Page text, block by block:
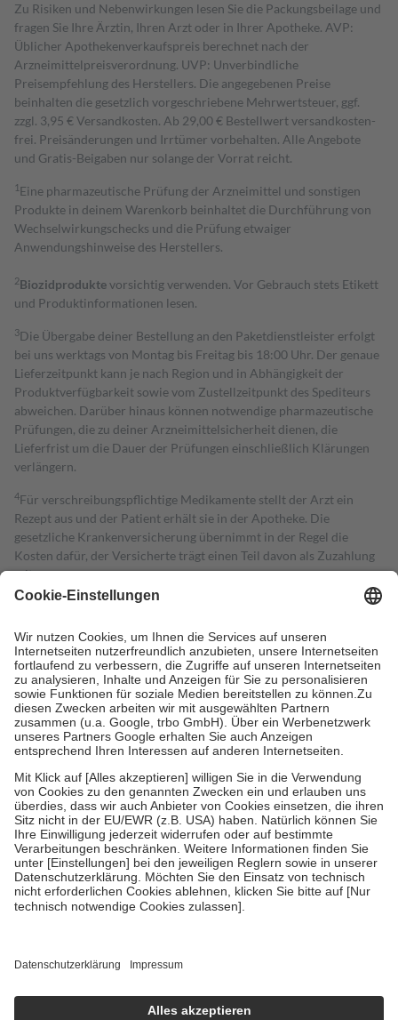
Zu Risiken und Nebenwirkungen lesen Sie die Packungsbeilage und
fragen Sie Ihre Ärztin, Ihren Arzt oder in Ihrer Apotheke. AVP:
Üblicher Apothekenverkaufspreis berechnet nach der
Arzneimittelpreisverordnung. UVP: Unverbindliche
Preisempfehlung des Herstellers. Die angegebenen Preise
beinhalten die gesetzlich vorgeschriebene Mehrwertsteuer, ggf.
zzgl. 3,95 € Versandkosten. Ab 29,00 € Bestell­wert versand­kosten­
frei. Preisänderungen und Irrtümer vorbehalten. Alle Angebote
und Gratis-Beigaben nur solange der Vorrat reicht.
1 Eine pharmazeutische Prüfung der Arzneimittel und sonstigen
Produkte in deinem Warenkorb beinhaltet die Durchführung von
Wechselwirkungschecks und die Prüfung etwaiger
Anwendungshinweise des Herstellers.
2Biozidproduktevorsichtig verwenden. Vor Gebrauch stets Etikett
und Produktinformationen lesen.
3Die Übergabe deiner Bestellung an den Paketdienstleister erfolgt
bei uns werktags von Montag bis Freitag bis 18:00 Uhr. Der genaue
Lieferzeitpunkt kann je nach Region und in Abhängigkeit der
Produktverfügbarkeit sowie vom Zustellzeitpunkt des Spediteurs
abweichen. Darüber hinaus können notwendige pharmazeutische
Prüfungen, die zu deiner Arzneimittelsicherheit dienen, die
Lieferfrist um die Dauer der Prüfungen einschließlich Klärungen
verlängern.
4Für verschreibungspflichtige Medikamente stellt der Arzt ein
Rezept aus und der Patient erhält sie in der Apotheke. Die
gesetzliche Krankenversicherung übernimmt in der Regel die
Kosten dafür, der Versicherte trägt einen Teil davon als Zuzahlung
mit.
Grundsätzlich leisten Mitglieder Zuzahlungen in Höhe von zehn
höchstens zehn Euro.
Es sind jedoch nie mehr als die tatsächlichen
Kosten der Leistung zu entrichten.
Diese Regeln gelten grundsätzlich auch für Online-Apotheken.
Bei Heilmitteln und häuslicher Krankenpflege beträgt die
Zuzahlung zehn Prozent der Kosten sowie zehn Euro je
Verordnung.
Um das Engagement der Versicherten für ihre eigene Gesundheit zu
stärken und die besondere Stellung der Familie zu unterstützen,
fallenkeine Zuzahlungenan bei:
• Kindern und Jugendlichen bis zum vollendeten 18. Lebensjahr
mit Ausnahme der Fahrkosten
• Untersuchungen zur Vorsorge und Früherkennung, die von der
GKV getragen werden
• empfohlenen Schutzimpfungen
• Harn- und Blutteststreifen
getroffen, um sicherzustellen, dass es sich um echte Bewertungen
https://help.etrusted.com/hc/de/articles/4419944605341